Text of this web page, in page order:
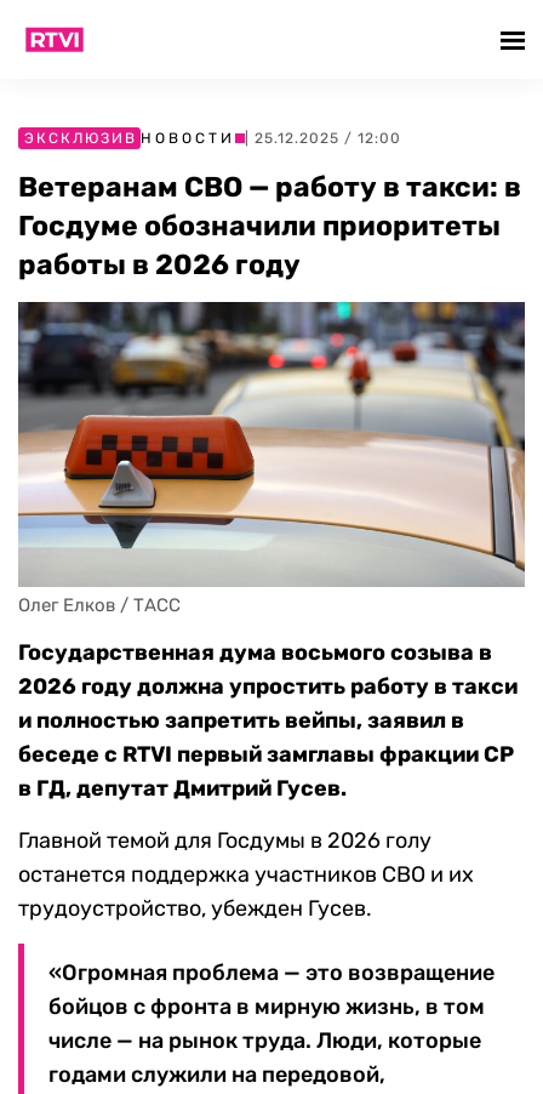
ЭКСКЛЮЗИВ НОВОСТИ | 25.12.2025 / 12:00
Ветеранам СВО — работу в такси: в
Госдуме обозначили приоритеты
работы в 2026 году
Олег Елков / ТАСС
Государственная дума восьмого созыва в
2026 году должна упростить работу в такси
и полностью запретить вейпы, заявил в
беседе с RTVI первый замглавы фракции СР
в ГД, депутат Дмитрий Гусев.
Главной темой для Госдумы в 2026 голу
останется поддержка участников СВО и их
трудоустройство, убежден Гусев.
«Огромная проблема — это возвращение
бойцов с фронта в мирную жизнь, в том
числе — на рынок труда. Люди, которые
годами служили на передовой,